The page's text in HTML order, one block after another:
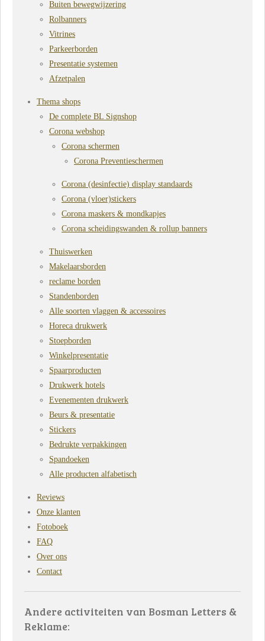
Buiten bewegwijzering
Rolbanners
Vitrines
Parkeerborden
Presentatie systemen
Afzetpalen
Thema shops
De complete BL Signshop
Corona webshop
Corona schermen
Corona Preventieschermen
Corona (desinfectie) display standaards
Corona (vloer)stickers
Corona maskers & mondkapjes
Corona scheidingswanden & rollup banners
Thuiswerken
Makelaarsborden
reclame borden
Standenborden
Alle soorten vlaggen & accessoires
Horeca drukwerk
Stoepborden
Winkelpresentatie
Spaarproducten
Drukwerk hotels
Evenementen drukwerk
Beurs & presentatie
Stickers
Bedrukte verpakkingen
Spandoeken
Alle producten alfabetisch
Reviews
Onze klanten
Fotoboek
FAQ
Over ons
Contact
Andere activiteiten van Bosman Letters &
Reklame: